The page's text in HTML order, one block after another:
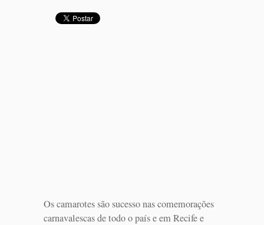
Os camarotes são sucesso nas comemorações
carnavalescas de todo o país e em Recife e